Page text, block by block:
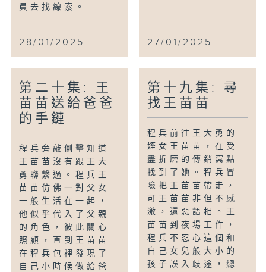
員去找線索。
28/01/2025 27/01/2025
第二十集: 王
苗苗送給爸爸
的手鏈
程兵旁敲側擊知道
王苗苗沒有跟王大
勇聯繫過。程兵王
苗苗仿佛一對父女
一般生活在一起，
他似乎代入了父親
的角色，彼此關心
照顧，直到王苗苗
在程兵包裡發現了
自己小時候做給爸
第十九集: 尋
找王苗苗
程兵前往王大勇的
姪女王苗苗，在受
盡折磨的傳銷窩點
找到了她。程兵冒
險把王苗苗帶走，
可王苗苗非但不感
激，還惡語相。王
苗苗到夜場工作，
程兵不忍心這個和
自己女兒般大小的
孩子誤入歧途，總